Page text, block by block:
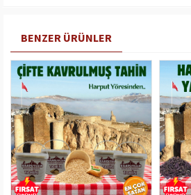
BENZER ÜRÜNLER